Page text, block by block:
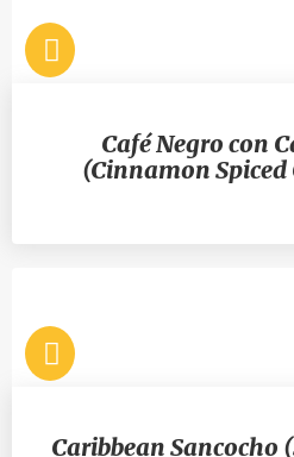
Café Negro con
(Cinnamon Spiced
Caribbean Sancocho